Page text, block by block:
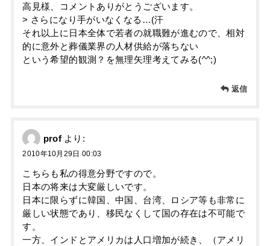
高見様、コメントありがとうございます。
> さらになり手がいなくなる…(汗
それ以上に日本全体で若者の就職難が進むので、相対
的に意外と葬儀業界の人材供給が落ちない
という希望的観測？を無理矢理考えてみる(^^;)
返信
prof より:
2010年10月29日 00:03
こちらも私の得意分野ですので。
日本の将来は大変厳しいです。
日本に限らずに韓国、中国、台湾、ロシア等も非常に
厳しい状態であり、移民なくして国の存在は不可能で
す。
一方、インドとアメリカは人口増加が続き、（アメリ